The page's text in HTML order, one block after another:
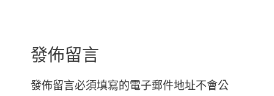
發佈留言
發佈留言必須填寫的電子郵件地址不會公